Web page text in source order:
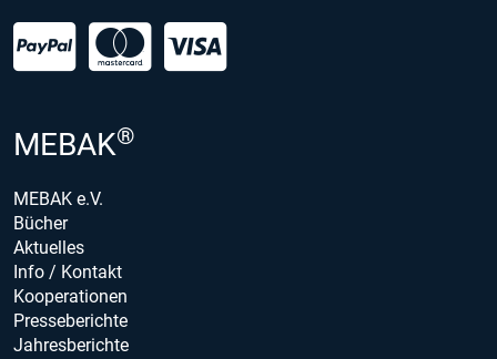
MEBAK®
MEBAK e.V.
Bücher
Aktuelles
Info / Kontakt
Kooperationen
Presseberichte
Jahresberichte